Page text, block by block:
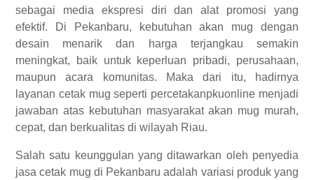
sebagai media ekspresi diri dan alat promosi yang
efektif. Di Pekanbaru, kebutuhan akan mug dengan
desain menarik dan harga terjangkau semakin
meningkat, baik untuk keperluan pribadi, perusahaan,
maupun acara komunitas. Maka dari itu, hadirnya
layanan cetak mug seperti percetakanpkuonline menjadi
jawaban atas kebutuhan masyarakat akan mug murah,
cepat, dan berkualitas di wilayah Riau.
Salah satu keunggulan yang ditawarkan oleh penyedia
jasa cetak mug di Pekanbaru adalah variasi produk yang